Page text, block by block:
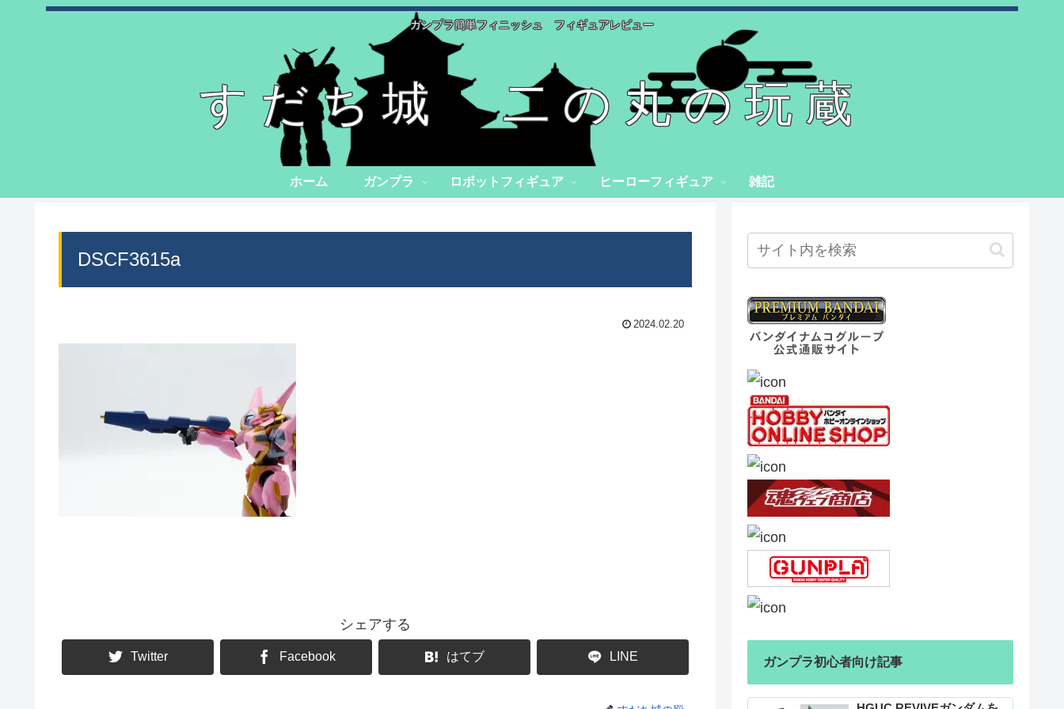
ガンプラ簡単フィニッシュ フィギュアレビュー
すだち城 二の丸の玩蔵
ホーム ガンプラ ロボットフィギュア ヒーローフィギュア 雑記
DSCF3615a
2024.02.20
シェアする
Twitter Facebook はてブ LINE ガンプラ初心者向け記事